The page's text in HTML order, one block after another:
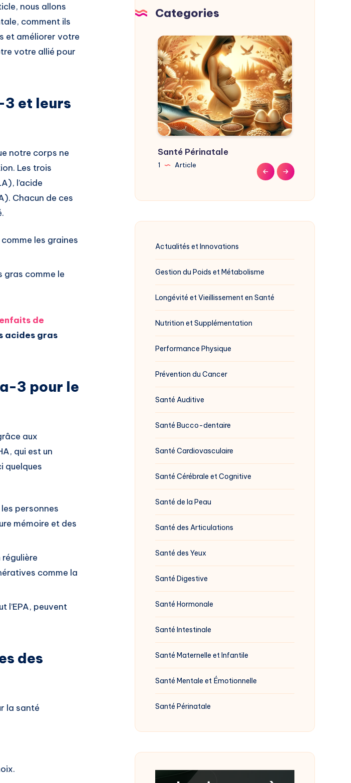
nous allons
comment ils
et améliorer votre
votre allié pour
3 et leurs
notre corps ne
Les trois
l’acide
Chacun de ces
les graines
gras comme le
de
acides gras
3 pour le
aux
qui est un
quelques
personnes
mémoire et des
comme la
l’EPA, peuvent
des
la santé
Categories
Santé Périnatale
1 Article
Santé Mentale et
Émotionnelle
Santé Maternelle et
Infantile
Santé Intestinale
1 Article
Santé Hormonale
6 Articles
Santé Digestive
5 Articles
Santé des Yeux
2 Articles
Santé des
Articulations
Santé de la Peau
3 Articles
Santé Cérébrale et
Cognitive
Actualités et Innovations
Gestion du Poids et Métabolisme
Longévité et Vieillissement en Santé
Nutrition et Supplémentation
Performance Physique
Prévention du Cancer
Santé Auditive
Santé Bucco-dentaire
Santé Cardiovasculaire
Santé Cérébrale et Cognitive
Santé de la Peau
Santé des Articulations
Santé des Yeux
Santé Digestive
Santé Hormonale
Santé Intestinale
Santé Maternelle et Infantile
Santé Mentale et Émotionnelle
Santé Périnatale